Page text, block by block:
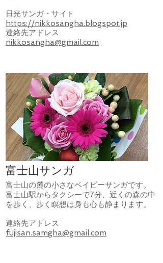
日光サンガ・サイト
https://nikkosangha.blogspot.jp
連絡先アドレス
nikkosangha@gmail.com
富士山サンガ
富士山の麓の小さなベイビーサンガです。
富士山駅からタクシーで7分、近くの森の中
を歩く、歩く瞑想は身も心も静まります。
連絡先アドレス
fujisan.samgha@gmail.com